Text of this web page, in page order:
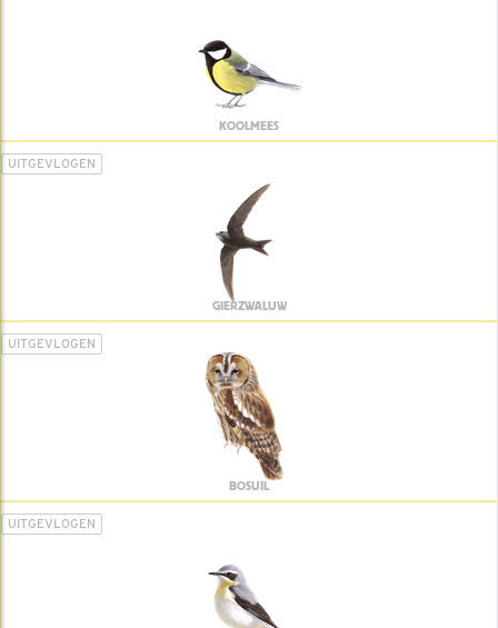
KOOLMEES
UITGEVLOGEN
GIERZWALUW
UITGEVLOGEN
BOSUIL
UITGEVLOGEN